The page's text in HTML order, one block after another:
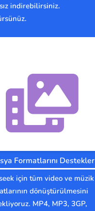
indirebilirsiniz.
Formatlarını Destekler
için tüm video ve müzik
dönüştürülmesini
MP4, MP3, 3GP,